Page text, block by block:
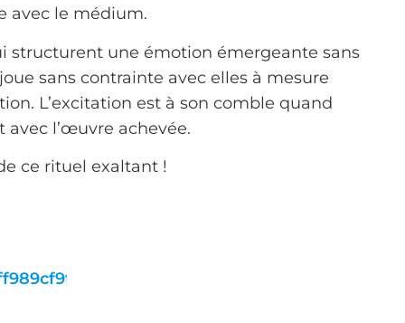
avec le médium.
structurent une émotion émergeante sans
sans contrainte avec elles à mesure
L’excitation est à son comble quand
avec l’œuvre achevée.
ce rituel exaltant !